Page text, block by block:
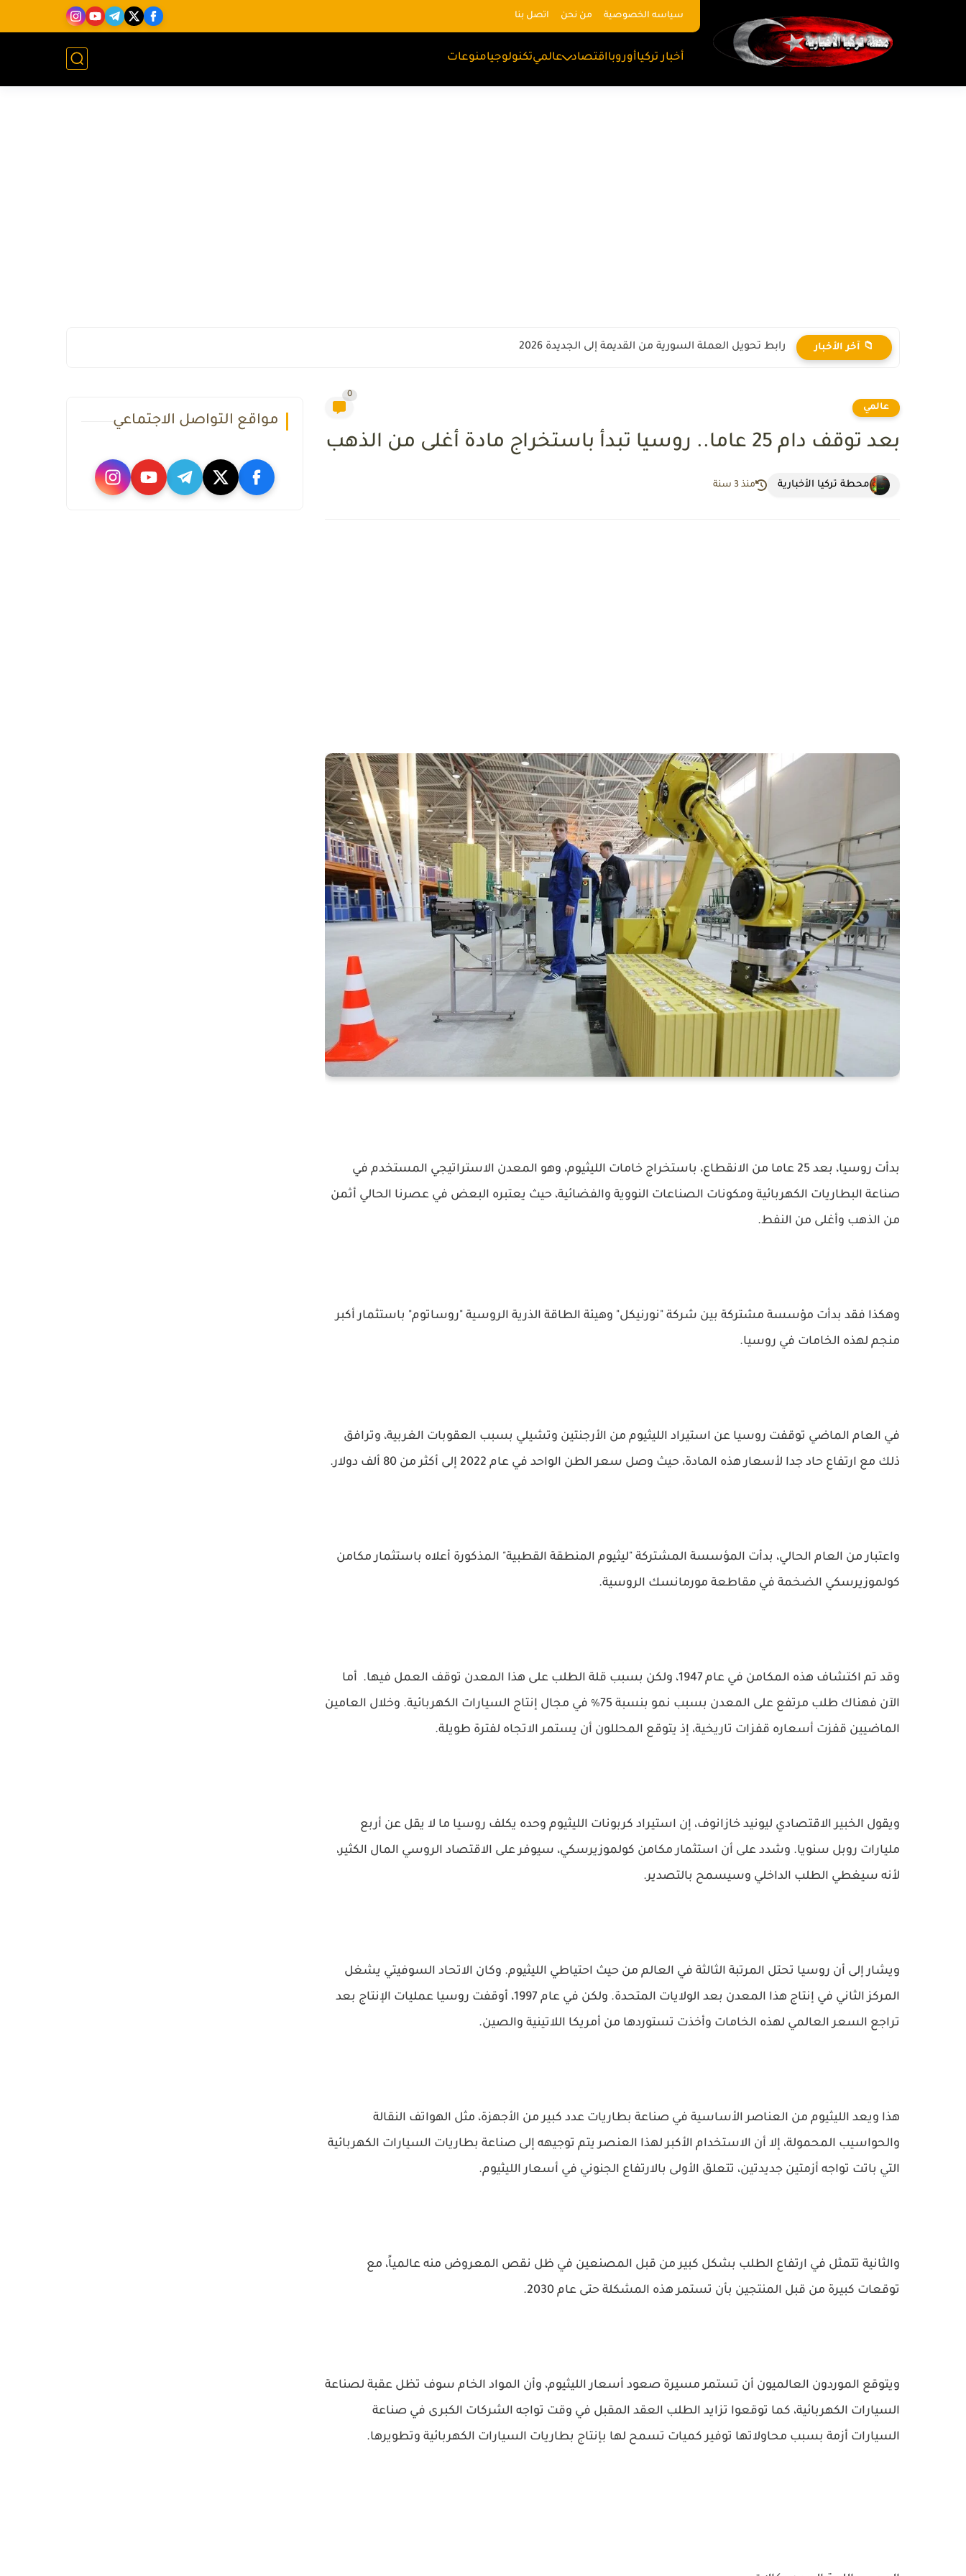
سياسه الخصوصية من نحن اتصل بنا
أخبار تركياأوروبااقتصاد عالميتكنولوجيامنوعات
📁 آخر الأخبار رابط تحويل العملة السورية من القديمة إلى الجديدة 2026
عالمي
0
بعد توقف دام 25 عاما.. روسيا تبدأ باستخراج مادة أغلى من الذهب
محطة تركيا الأخبارية منذ 3 سنة
بدأت روسيا، بعد 25 عاما من الانقطاع، باستخراج خامات الليثيوم، وهو المعدن الاستراتيجي المستخدم في
صناعة البطاريات الكهربائية ومكونات الصناعات النووية والفضائية، حيث يعتبره البعض في عصرنا الحالي أثمن
من الذهب وأغلى من النفط.
وهكذا فقد بدأت مؤسسة مشتركة بين شركة "نورنيكل" وهيئة الطاقة الذرية الروسية "روساتوم" باستثمار أكبر
منجم لهذه الخامات في روسيا.
في العام الماضي توقفت روسيا عن استيراد الليثيوم من الأرجنتين وتشيلي بسبب العقوبات الغربية، وترافق
ذلك مع ارتفاع حاد جدا لأسعار هذه المادة، حيث وصل سعر الطن الواحد في عام 2022 إلى أكثر من 80 ألف دولار.
واعتبار من العام الحالي، بدأت المؤسسة المشتركة "ليثيوم المنطقة القطبية" المذكورة أعلاه باستثمار مكامن
كولموزيرسكي الضخمة في مقاطعة مورمانسك الروسية.
وقد تم اكتشاف هذه المكامن في عام 1947، ولكن بسبب قلة الطلب على هذا المعدن توقف العمل فيها. أما
الآن فهناك طلب مرتفع على المعدن بسبب نمو بنسبة 75٪ في مجال إنتاج السيارات الكهربائية. وخلال العامين
الماضيين قفزت أسعاره قفزات تاريخية، إذ يتوقع المحللون أن يستمر الاتجاه لفترة طويلة.
ويقول الخبير الاقتصادي ليونيد خازانوف، إن استيراد كربونات الليثيوم وحده يكلف روسيا ما لا يقل عن أربع
مليارات روبل سنويا. وشدد على أن استثمار مكامن كولموزيرسكي، سيوفر على الاقتصاد الروسي المال الكثير،
لأنه سيغطي الطلب الداخلي وسيسمح بالتصدير.
ويشار إلى أن روسيا تحتل المرتبة الثالثة في العالم من حيث احتياطي الليثيوم. وكان الاتحاد السوفيتي يشغل
المركز الثاني في إنتاج هذا المعدن بعد الولايات المتحدة. ولكن في عام 1997، أوقفت روسيا عمليات الإنتاج بعد
تراجع السعر العالمي لهذه الخامات وأخذت تستوردها من أمريكا اللاتينية والصين.
هذا ويعد الليثيوم من العناصر الأساسية في صناعة بطاريات عدد كبير من الأجهزة، مثل الهواتف النقالة
والحواسيب المحمولة، إلا أن الاستخدام الأكبر لهذا العنصر يتم توجيهه إلى صناعة بطاريات السيارات الكهربائية
التي باتت تواجه أزمتين جديدتين، تتعلق الأولى بالارتفاع الجنوني في أسعار الليثيوم.
والثانية تتمثل في ارتفاع الطلب بشكل كبير من قبل المصنعين في ظل نقص المعروض منه عالمياً، مع
توقعات كبيرة من قبل المنتجين بأن تستمر هذه المشكلة حتى عام 2030.
ويتوقع الموردون العالميون أن تستمر مسيرة صعود أسعار الليثيوم، وأن المواد الخام سوف تظل عقبة لصناعة
السيارات الكهربائية، كما توقعوا تزايد الطلب العقد المقبل في وقت تواجه الشركات الكبرى في صناعة
السيارات أزمة بسبب محاولاتها توفير كميات تسمح لها بإنتاج بطاريات السيارات الكهربائية وتطويرها.
مواقع التواصل الاجتماعي